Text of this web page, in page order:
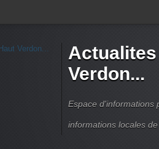
Verdon...
Espace d'informations
informations locales